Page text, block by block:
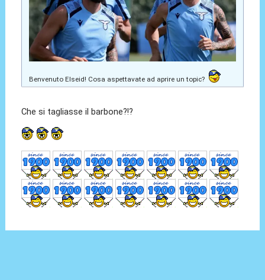
Benvenuto Elseid! Cosa aspettavate ad aprire un topic?
Che si tagliasse il barbone?!?